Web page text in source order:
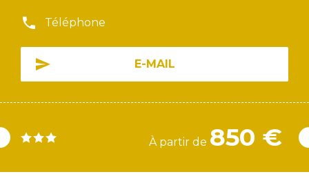
Téléphone
E-MAIL
À partir de 850 €